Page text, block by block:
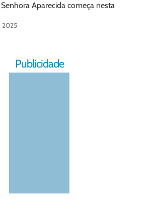
Aparecida começa nesta
2025
Publicidade